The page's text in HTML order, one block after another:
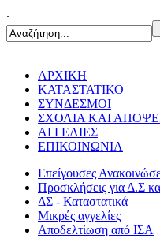
.
ΑΡΧΙΚΗ
ΚΑΤΑΣΤΑΤΙΚΟ
ΣΥΝΔΕΣΜΟΙ
ΣΧΟΛΙΑ ΚΑΙ
ΑΓΓΕΛΙΕΣ
ΕΠΙΚΟΙΝΩΝΙΑ
Επείγουσες
Προσκλήσεις για Δ.Σ
ΔΣ - Καταστατικά
Μικρές αγγελίες
Αποδελτίωση από ΙΣΑ